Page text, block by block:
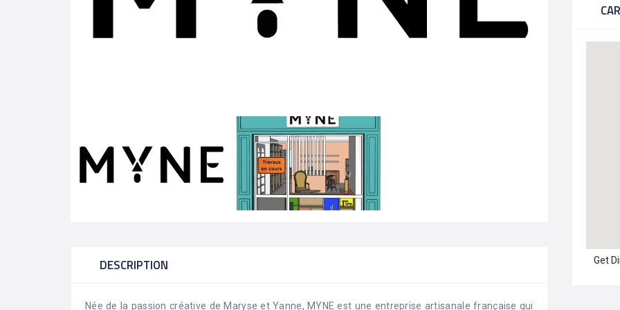
DESCRIPTION
Née de la passion créative de Maryse et Yanne, MYNE est une entreprise artisanale française qui
Get